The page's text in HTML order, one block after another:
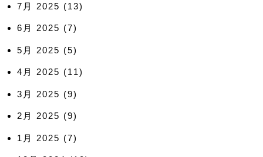
7月 2025 (13)
6月 2025 (7)
5月 2025 (5)
4月 2025 (11)
3月 2025 (9)
2月 2025 (9)
1月 2025 (7)